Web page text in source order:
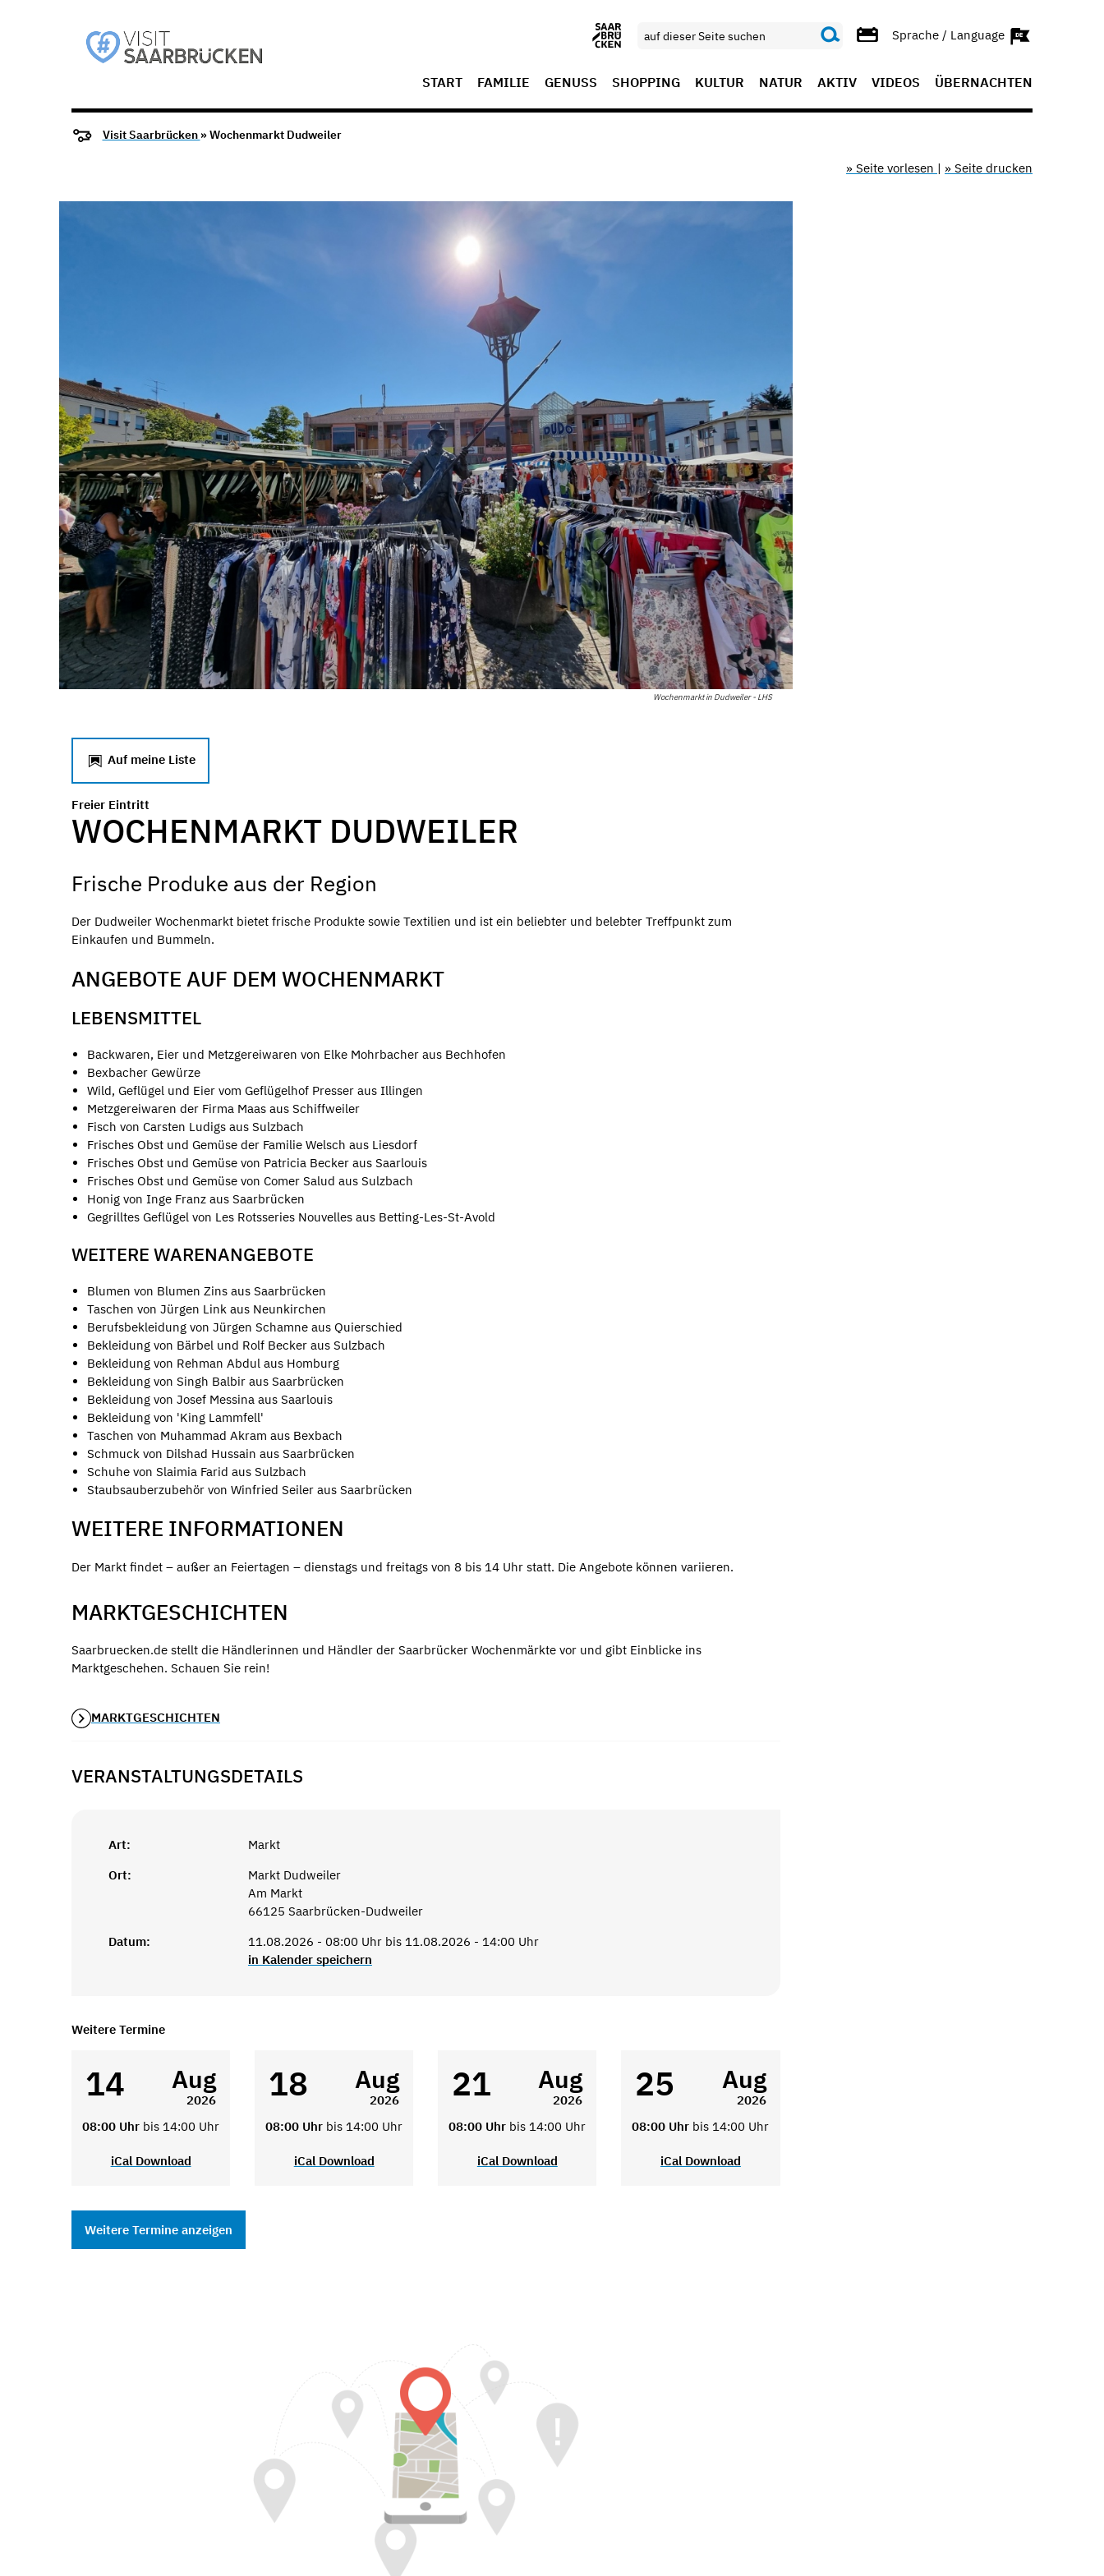
Sprache / Language
START FAMILIE GENUSS SHOPPING KULTUR NATUR AKTIV VIDEOS ÜBERNACHTEN
Visit Saarbrücken » Wochenmarkt Dudweiler
» Seite vorlesen | » Seite drucken
Wochenmarkt in Dudweiler - LHS
Auf meine Liste
Freier Eintritt
WOCHENMARKT DUDWEILER
Frische Produke aus der Region
Der Dudweiler Wochenmarkt bietet frische Produkte sowie Textilien und ist ein beliebter und belebter Treffpunkt zum
Einkaufen und Bummeln.
ANGEBOTE AUF DEM WOCHENMARKT
LEBENSMITTEL
Backwaren, Eier und Metzgereiwaren von Elke Mohrbacher aus Bechhofen
Bexbacher Gewürze
Wild, Geflügel und Eier vom Geflügelhof Presser aus Illingen
Metzgereiwaren der Firma Maas aus Schiffweiler
Fisch von Carsten Ludigs aus Sulzbach
Frisches Obst und Gemüse der Familie Welsch aus Liesdorf
Frisches Obst und Gemüse von Patricia Becker aus Saarlouis
Frisches Obst und Gemüse von Comer Salud aus Sulzbach
Honig von Inge Franz aus Saarbrücken
Gegrilltes Geflügel von Les Rotsseries Nouvelles aus Betting-Les-St-Avold
WEITERE WARENANGEBOTE
Blumen von Blumen Zins aus Saarbrücken
Taschen von Jürgen Link aus Neunkirchen
Berufsbekleidung von Jürgen Schamne aus Quierschied
Bekleidung von Bärbel und Rolf Becker aus Sulzbach
Bekleidung von Rehman Abdul aus Homburg
Bekleidung von Singh Balbir aus Saarbrücken
Bekleidung von Josef Messina aus Saarlouis
Bekleidung von 'King Lammfell'
Taschen von Muhammad Akram aus Bexbach
Schmuck von Dilshad Hussain aus Saarbrücken
Schuhe von Slaimia Farid aus Sulzbach
Staubsauberzubehör von Winfried Seiler aus Saarbrücken
WEITERE INFORMATIONEN
Der Markt findet – außer an Feiertagen – dienstags und freitags von 8 bis 14 Uhr statt. Die Angebote können variieren.
MARKTGESCHICHTEN
Saarbruecken.de stellt die Händlerinnen und Händler der Saarbrücker Wochenmärkte vor und gibt Einblicke ins
Marktgeschehen. Schauen Sie rein!
MARKTGESCHICHTEN
VERANSTALTUNGSDETAILS
Art:
Markt
Ort:
Markt Dudweiler
Am Markt
66125 Saarbrücken-Dudweiler
Datum:
11.08.2026 - 08:00 Uhr bis 11.08.2026 - 14:00 Uhr
in Kalender speichern
Weitere Termine
14 Aug
2026
08:00 Uhr bis 14:00 Uhr
iCal Download
18 Aug
2026
08:00 Uhr bis 14:00 Uhr
iCal Download
21 Aug
2026
08:00 Uhr bis 14:00 Uhr
iCal Download
25 Aug
2026
08:00 Uhr bis 14:00 Uhr
iCal Download
Weitere Termine anzeigen